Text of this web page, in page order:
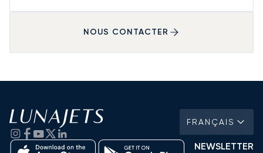
NOUS CONTACTER
FRANÇAIS
NEWSLETTER